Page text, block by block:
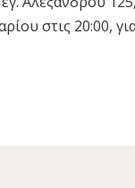
στις 20:00,